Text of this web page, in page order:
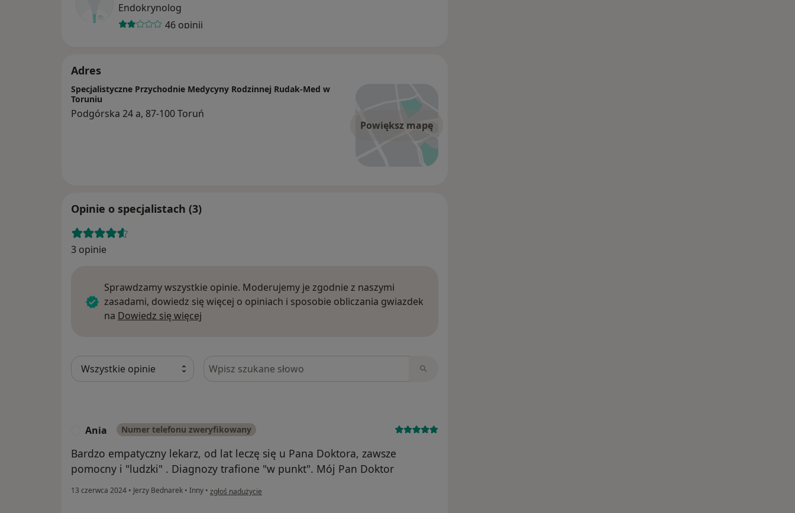
Endokrynolog
46 opinii
Adres
Powiększ mapę
Specjalistyczne Przychodnie Medycyny Rodzinnej Rudak-Med w
Toruniu
Podgórska 24 a, 87-100 Toruń
Opinie o specjalistach (3)
3 opinie
Sprawdzamy wszystkie opinie. Moderujemy je zgodnie z naszymi
zasadami, dowiedz się więcej o opiniach i sposobie obliczania gwiazdek
na Dowiedz się więcej
Szukaj w opiniach
Ania Numer telefonu zweryfikowany
Bardzo empatyczny lekarz, od lat leczę się u Pana Doktora, zawsze
pomocny i "ludzki" . Diagnozy trafione "w punkt". Mój Pan Doktor
13 czerwca 2024 • Jerzy Bednarek • Inny • w opinii użytkownika Ania
zgłoś nadużycie